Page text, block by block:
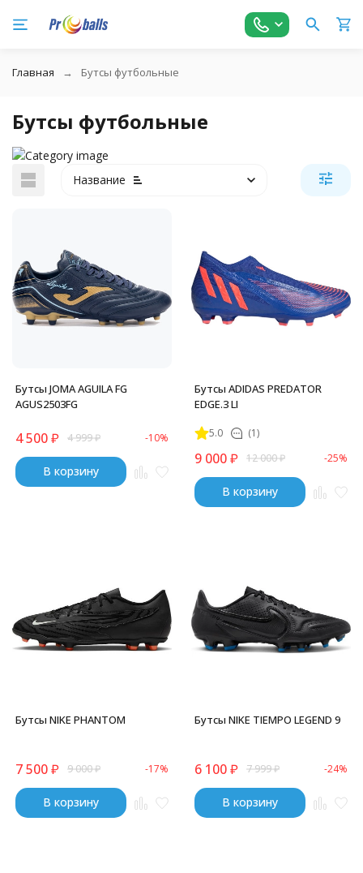
Главная Бутсы футбольные
Бутсы футбольные
Название
Бутсы JOMA AGUILA FG
AGUS2503FG
4 500₽ 4 999₽ -10%
В корзину
Бутсы ADIDAS PREDATOR
EDGE.3 LI
5.0 (1)
9 000₽ 12 000₽ -25%
В корзину
Бутсы NIKE PHANTOM
7 500₽ 9 000₽ -17%
В корзину
Бутсы NIKE TIEMPO LEGEND 9
6 100₽ 7 999₽ -24%
В корзину